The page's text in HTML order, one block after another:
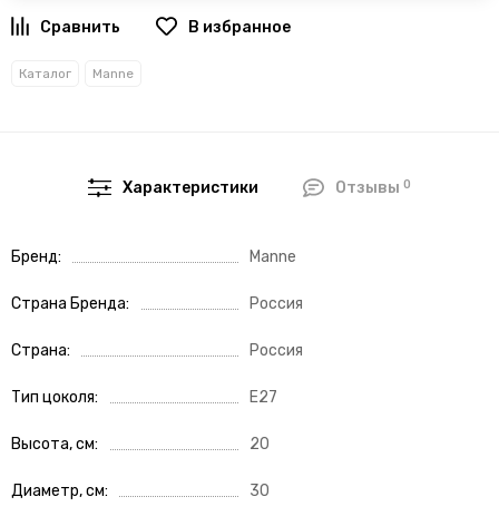
В избранное
Каталог Manne
Характеристики Отзывы 0
Бренд Manne
Страна Бренда Россия
Страна Россия
Тип цоколя E27
Высота, см 20
Диаметр, см 30